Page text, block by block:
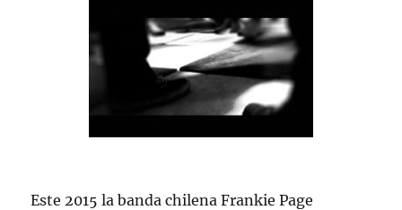
Este 2015 la banda chilena Frankie Page